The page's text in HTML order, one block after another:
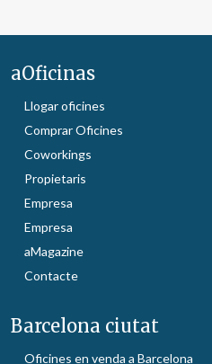
aOficinas
Llogar oficines
Comprar Oficines
Coworkings
Propietaris
Empresa
Empresa
aMagazine
Contacte
Barcelona ciutat
Oficines en venda a Barcelona